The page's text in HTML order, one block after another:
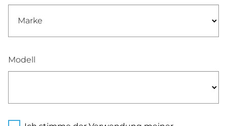
Modell